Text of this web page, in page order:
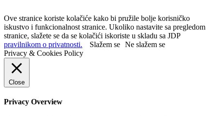
Ove stranice koriste kolačiće kako bi pružile bolje korisničko
iskustvo i funkcionalnost stranice. Ukoliko nastavite sa pregledom
stranice, slažete se da se kolačići iskoriste u skladu sa JDP
pravilnikom o privatnosti.
Slažem se Ne slažem se
Privacy & Cookies Policy
Close
Privacy Overview